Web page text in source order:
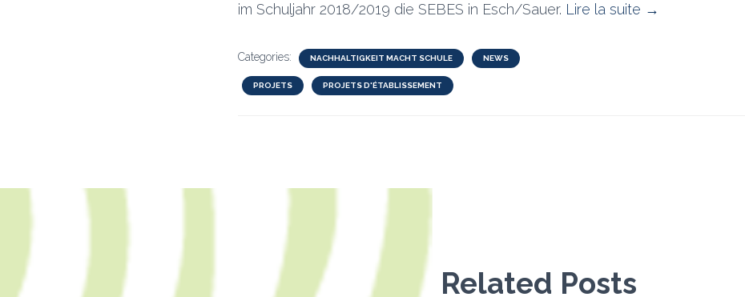
im Schuljahr 2018/2019 die SEBES in Esch/Sauer. Lire la suite →
Categories: NACHHALTIGKEIT MACHT SCHULE NEWS
PROJETS PROJETS D'ÉTABLISSEMENT
Related Posts